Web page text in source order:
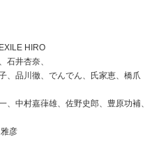
HIRO
石井杏奈、
、品川徹、でんでん、氏家恵、橋爪
、中村嘉葎雄、佐野史郎、豊原功補、
彦